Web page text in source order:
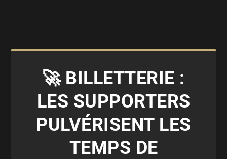
🚀 BILLETTERIE :
LES SUPPORTERS
PULVÉRISENT LES
TEMPS DE